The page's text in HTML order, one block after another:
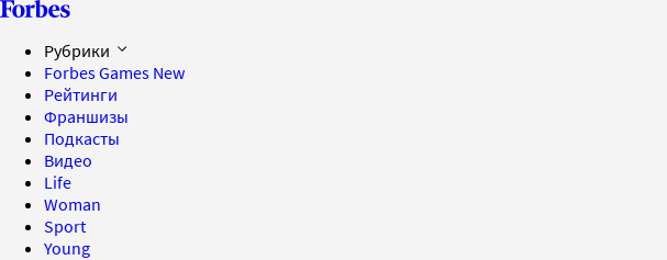
Рубрики
Forbes Games New
Рейтинги
Франшизы
Подкасты
Видео
Life
Woman
Sport
Young